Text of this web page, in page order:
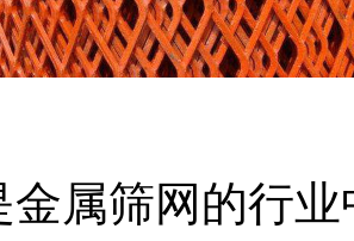
金属筛网的行